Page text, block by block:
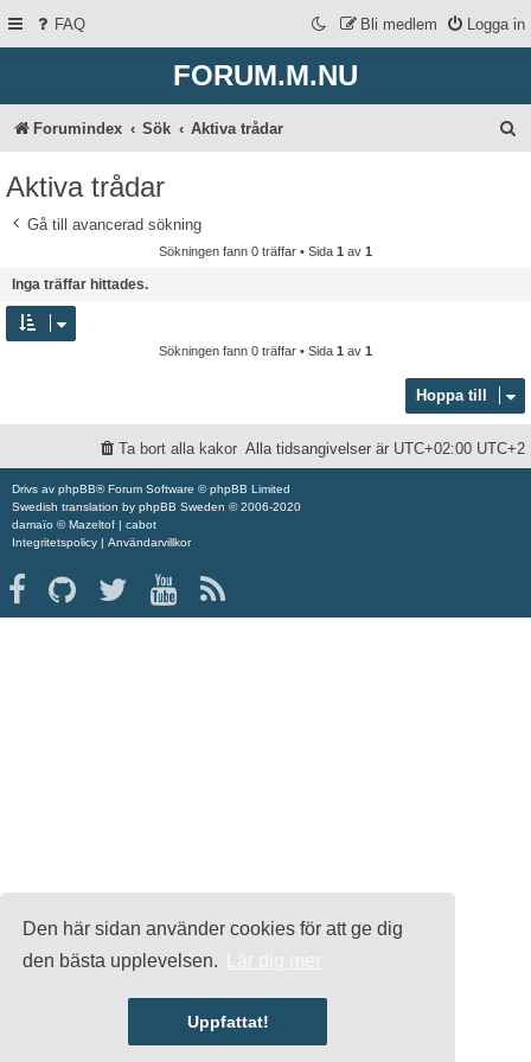
Den här sidan använder cookies för att ge dig
den bästa upplevelsen.
Uppfattat!
FAQ Logga in
Bli medlem
FORUM.M.NU
Forumindex Sök Aktiva trådar
Aktiva trådar
Gå till avancerad sökning
Sökningen fann 0 träffar • Sida 1 av 1
Inga träffar hittades.
Sökningen fann 0 träffar • Sida 1 av 1
Hoppa till
Alla tidsangivelser är UTC+02:00 UTC+2
Ta bort alla kakor
Drivs av phpBB® Forum Software © phpBB Limited
Swedish translation by phpBB Sweden © 2006-2020
damaïo © Mazeltof
cabot
Integritetspolicy
Användarvillkor